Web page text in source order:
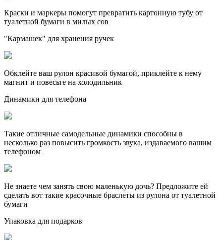
Краски и маркеры помогут превратить картонную тубу от
туалетной бумаги в милых сов
"Кармашек" для хранения ручек
Обклейте ваш рулон красивой бумагой, приклейте к нему
магнит и повесьте на холодильник
Динамики для телефона
Такие отличные самодельные динамики способны в
несколько раз повысить громкость звука, издаваемого вашим
телефоном
Не знаете чем занять свою маленькую дочь? Предложите ей
сделать вот такие красочные браслеты из рулона от туалетной
бумаги
Упаковка для подарков